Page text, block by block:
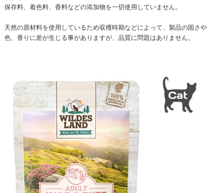
保存料、着色料、香料などの添加物を一切使用していません。
天然の原材料を使用しているため収穫時期などによって、製品の固さや
色、香りに差が生じる事がありますが、品質に問題はありません。